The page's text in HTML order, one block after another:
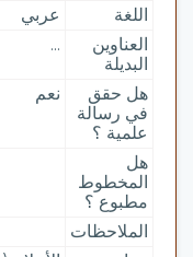
اللغة
عربي
العناوين
البديلة
...
هل حقق
في رسالة
علمية ؟
نعم
هل
المخطوط
مطبوع ؟
الملاحظات